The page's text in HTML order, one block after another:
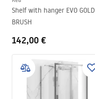
Shelf with hanger EVO GOLD
BRUSH
142,00 €